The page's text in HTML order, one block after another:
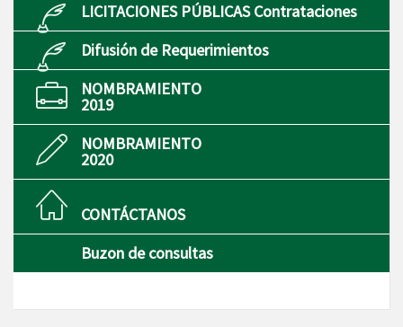
LICITACIONES PÚBLICAS Contrataciones
Difusión de Requerimientos
NOMBRAMIENTO
2019
NOMBRAMIENTO
2020
CONTÁCTANOS
Buzon de consultas